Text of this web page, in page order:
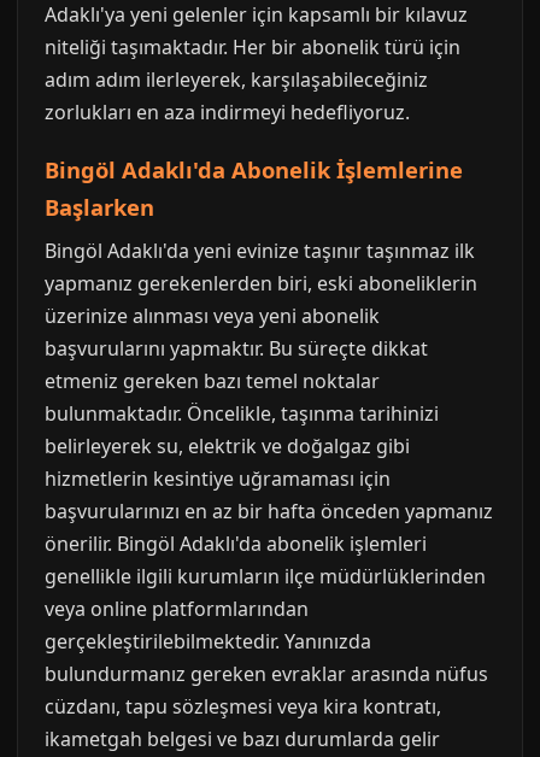
Adaklı'ya yeni gelenler için kapsamlı bir kılavuz
niteliği taşımaktadır. Her bir abonelik türü için
adım adım ilerleyerek, karşılaşabileceğiniz
zorlukları en aza indirmeyi hedefliyoruz.
Bingöl Adaklı'da Abonelik İşlemlerine
Başlarken
Bingöl Adaklı'da yeni evinize taşınır taşınmaz ilk
yapmanız gerekenlerden biri, eski aboneliklerin
üzerinize alınması veya yeni abonelik
başvurularını yapmaktır. Bu süreçte dikkat
etmeniz gereken bazı temel noktalar
bulunmaktadır. Öncelikle, taşınma tarihinizi
belirleyerek su, elektrik ve doğalgaz gibi
hizmetlerin kesintiye uğramaması için
başvurularınızı en az bir hafta önceden yapmanız
önerilir. Bingöl Adaklı'da abonelik işlemleri
genellikle ilgili kurumların ilçe müdürlüklerinden
veya online platformlarından
gerçekleştirilebilmektedir. Yanınızda
bulundurmanız gereken evraklar arasında nüfus
cüzdanı, tapu sözleşmesi veya kira kontratı,
ikametgah belgesi ve bazı durumlarda gelir